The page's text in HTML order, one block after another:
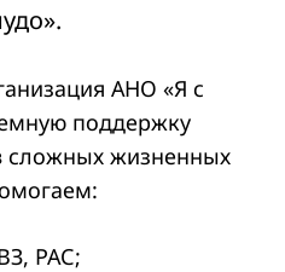
АНО «Я с
поддержку
жизненных
РАС;